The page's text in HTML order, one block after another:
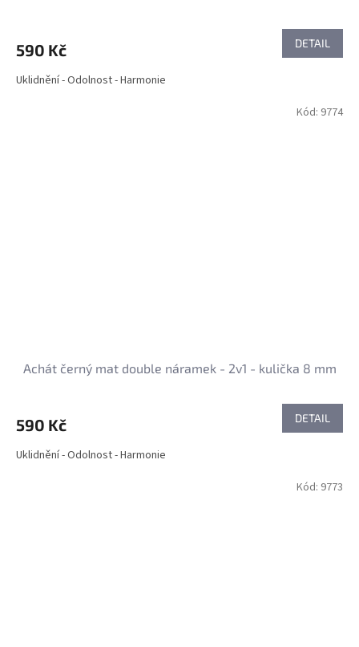
590 Kč DETAIL
Uklidnění - Odolnost - Harmonie
Achát černý mat double náramek - 2v1 - kulička 8 mm
590 Kč DETAIL
Uklidnění - Odolnost - Harmonie
Kód: 9774
Kód: 9773